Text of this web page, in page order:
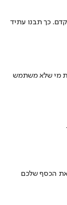
כך תבנו עתיד
מי שלא משתמש
את הכסף שלכם